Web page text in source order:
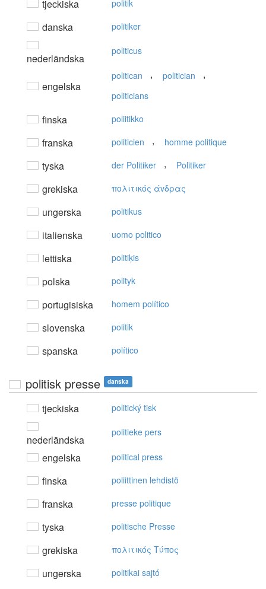
tjeckiska politik
danska politiker
nederländska
politicus
engelska
politican , politician ,
politicians
finska poliitikko
franska politicien , homme politique
tyska der Politiker , Politiker
grekiska πoλιτικός άvδρας
ungerska politikus
italienska uomo politico
lettiska politiķis
polska polityk
portugisiska homem político
slovenska politik
spanska político
politisk presse danska
tjeckiska politický tisk
nederländska
politieke pers
engelska political press
finska poliittinen lehdistö
franska presse politique
tyska politische Presse
grekiska πoλιτικός Tύπoς
ungerska politikai sajtó